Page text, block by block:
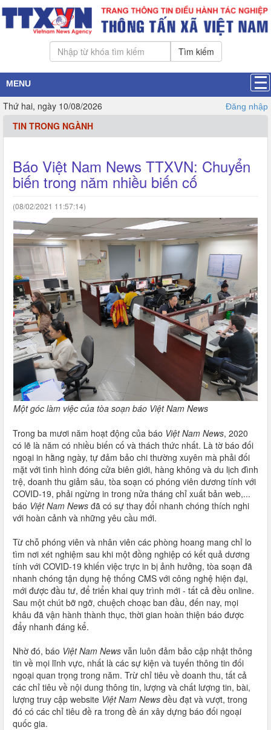
Tìm kiếm
MENU
Thứ hai, ngày 10/08/2026 Đăng nhập
TIN TRONG NGÀNH
Báo Việt Nam News TTXVN: Chuyển
biến trong năm nhiều biến cố
(08/02/2021 11:57:14)
Một góc làm việc của tòa soạn báo Việt Nam News
Trong ba mươi năm hoạt động của báo Việt Nam News, 2020
có lẽ là năm có nhiều biến cố và thách thức nhất. Là tờ báo đối
ngoại in hằng ngày, tự đảm bảo chi thường xuyên mà phải đối
mặt với tình hình đóng cửa biên giới, hàng không và du lịch đình
trệ, doanh thu giảm sâu, tòa soạn có phóng viên dương tính với
COVID-19, phải ngừng in trong nửa tháng chỉ xuất bản web,...
báo Việt Nam News đã có sự thay đổi nhanh chóng thích nghi
với hoàn cảnh và những yêu cầu mới.
Từ chỗ phóng viên và nhân viên các phòng hoang mang chỉ lo
tìm nơi xét nghiệm sau khi một đồng nghiệp có kết quả dương
tính với COVID-19 khiến việc trực in bị ảnh hưởng, tòa soạn đã
nhanh chóng tận dụng hệ thống CMS với công nghệ hiện đại,
mới được đầu tư, để triển khai quy trình mới - tất cả đều online.
Sau một chút bỡ ngỡ, chuệch choạc ban đầu, đến nay, mọi
khâu đã vận hành thành thục, thời gian hoàn thiện báo được
đẩy nhanh đáng kể.
Nhờ đó, báo Việt Nam News vẫn luôn đảm bảo cập nhật thông
tin về mọi lĩnh vực, nhất là các sự kiện và tuyến thông tin đối
ngoại quan trọng trong năm. Trừ chỉ tiêu về doanh thu, tất cả
các chỉ tiêu về nội dung thông tin, lượng và chất lượng tin, bài,
lượng truy cập website Việt Nam News đều đạt và vượt, trong
đó có các chỉ tiêu đề ra trong đề án xây dựng báo đối ngoại
quốc gia.